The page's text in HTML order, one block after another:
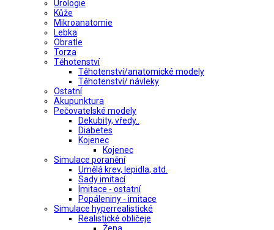
Urologie
Kůže
Mikroanatomie
Lebka
Obratle
Torza
Těhotenství
Těhotenství/anatomické modely
Těhotenství/ návleky
Ostatní
Akupunktura
Pečovatelské modely
Dekubity, vředy..
Diabetes
Kojenec
Kojenec
Simulace poranění
Umělá krev, lepidla, atd.
Sady imitací
Imitace - ostatní
Popáleniny - imitace
Simulace hyperrealistické
Realistické obličeje